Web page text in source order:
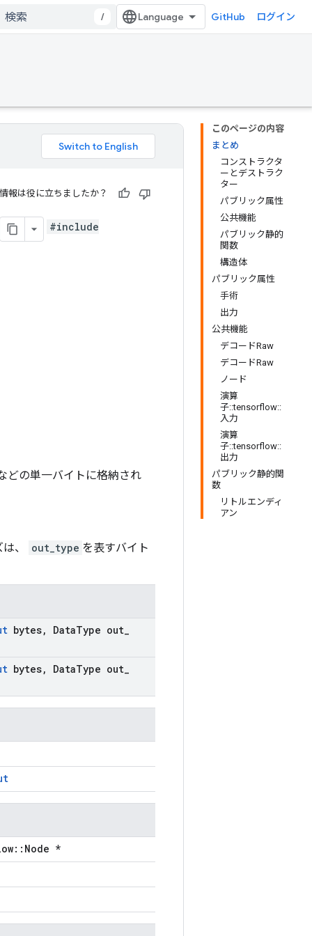
/ GitHub ログイン
このページの内容
まとめ
コンストラクタ
ーとデストラク
ター
パブリック属性
公共機能
パブリック静的
関数
構造体
パブリック属性
手術
出力
公共機能
デコードRaw
デコードRaw
ノード
演算
子::tensorflow::
入力
演算
子::tensorflow::
出力
パブリック静的関
数
リトルエンディ
アン
報は役に立ちましたか？
#include
どの単一バイトに格納され
、 out_type を表すバイト
bytes, DataType out
bytes, DataType out
*